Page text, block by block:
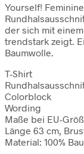
Yourself!
der sich mit
trendstark zeigt.
Baumwolle.
T-Shirt
Colorblock
Wording
Maße bei EU-
Länge 63 cm,
Material: 100%